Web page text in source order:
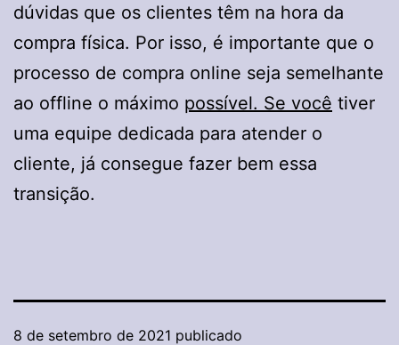
dúvidas que os clientes têm na hora da
compra física. Por isso, é importante que o
processo de compra online seja semelhante
ao offline o máximo possível. Se você tiver
uma equipe dedicada para atender o
cliente, já consegue fazer bem essa
transição.
8 de setembro de 2021 publicado